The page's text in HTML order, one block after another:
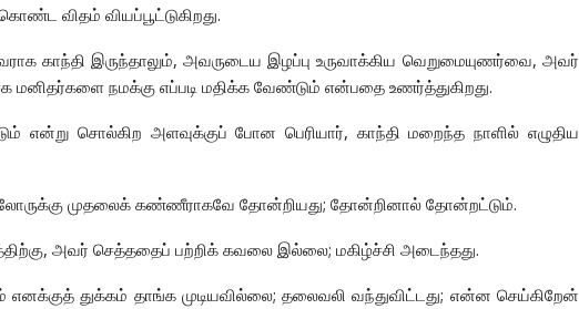
விதம் வியப்பூட்டுகிறது.
காந்தி இருந்தாலும், அவருடைய இழப்பு உருவாக்கிய வெறுமையுணர்வை, அவர்
மனிதர்களை நமக்கு எப்படி மதிக்க வேண்டும் என்பதை உணர்த்துகிறது.
என்று சொல்கிற அளவுக்குப் போன பெரியார், காந்தி மறைந்த நாளில் எழுதிய
முதலைக் கண்ணீராகவே தோன்றியது; தோன்றினால் தோன்றட்டும்.
அவர் செத்ததைப் பற்றிக் கவலை இல்லை; மகிழ்ச்சி அடைந்தது.
துக்கம் தாங்க முடியவில்லை; தலைவலி வந்துவிட்டது; என்ன செய்கிறேன்